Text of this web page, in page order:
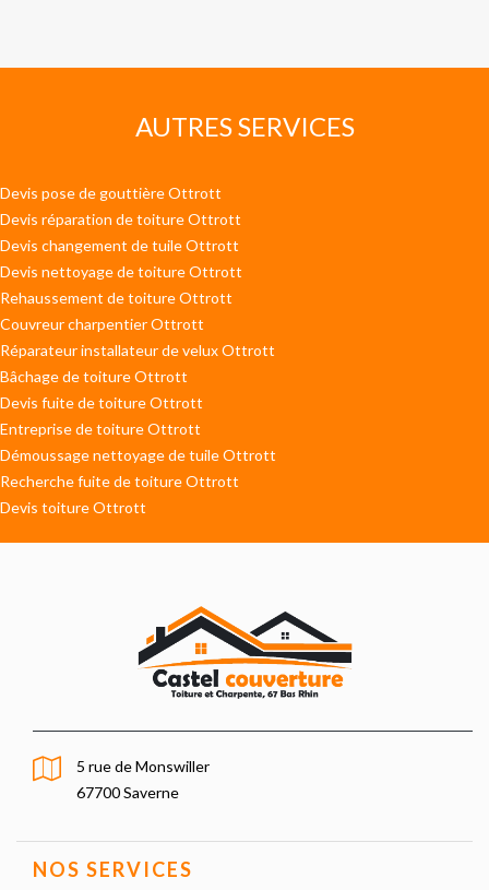
AUTRES SERVICES
Devis pose de gouttière Ottrott
Devis réparation de toiture Ottrott
Devis changement de tuile Ottrott
Devis nettoyage de toiture Ottrott
Rehaussement de toiture Ottrott
Couvreur charpentier Ottrott
Réparateur installateur de velux Ottrott
Bâchage de toiture Ottrott
Devis fuite de toiture Ottrott
Entreprise de toiture Ottrott
Démoussage nettoyage de tuile Ottrott
Recherche fuite de toiture Ottrott
Devis toiture Ottrott
5 rue de Monswiller
67700 Saverne
NOS SERVICES